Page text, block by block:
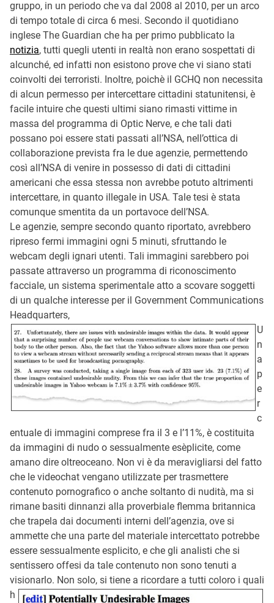
gruppo, in un periodo che va dal 2008 al 2010, per un arco
di tempo totale di circa 6 mesi. Secondo il quotidiano
inglese The Guardian che ha per primo pubblicato la
notizia, tutti quegli utenti in realtà non erano sospettati di
alcunché, ed infatti non esistono prove che vi siano stati
coinvolti dei terroristi. Inoltre, poichè il GCHQ non necessita
di alcun permesso per intercettare cittadini statunitensi, è
facile intuire che questi ultimi siano rimasti vittime in
massa del programma di Optic Nerve, e che tali dati
possano poi essere stati passati all’NSA, nell’ottica di
collaborazione prevista fra le due agenzie, permettendo
così all’NSA di venire in possesso di dati di cittadini
americani che essa stessa non avrebbe potuto altrimenti
intercettare, in quanto illegale in USA. Tale tesi è stata
comunque smentita da un portavoce dell’NSA.
Le agenzie, sempre secondo quanto riportato, avrebbero
ripreso fermi immagini ogni 5 minuti, sfruttando le
webcam degli ignari utenti. Tali immagini sarebbero poi
passate attraverso un programma di riconoscimento
facciale, un sistema sperimentale atto a scovare soggetti
di un qualche interesse per il Government Communications
Headquarters,
U
n
a
p
e
r
c
entuale di immagini comprese fra il 3 e l’11%, è costituita
da immagini di nudo o sessualmente esèplicite, come
amano dire oltreoceano. Non vi è da meravigliarsi del fatto
che le videochat vengano utilizzate per trasmettere
contenuto pornografico o anche soltanto di nudità, ma si
rimane basiti dinnanzi alla proverbiale flemma britannica
che trapela dai documenti interni dell’agenzia, ove si
ammette che una parte del materiale intercettato potrebbe
essere sessualmente esplicito, e che gli analisti che si
sentissero offesi da tale contenuto non sono tenuti a
visionarlo. Non solo, si tiene a ricordare a tutti coloro i quali
h